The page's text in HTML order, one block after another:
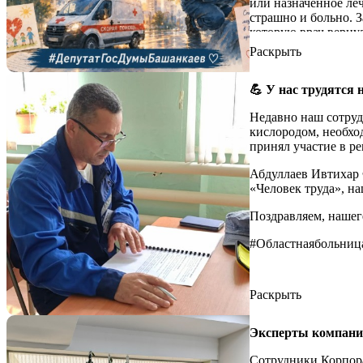
Заявление
Согласие на
Важный
или назначенное
страшно и больно.
которую врач
ценят и помнят», —
умение найти
👏 Так, слова
Дарьи Сергеевны:
внимательное
оставить отзыв
Раскрыть
💪 У нас трудятся
Недавно наш
кислородом,
принял участие в
Абдуллаев
«Человек труда»,
Поздравляем,
Раскрыть
Эксперты
Сотрудники